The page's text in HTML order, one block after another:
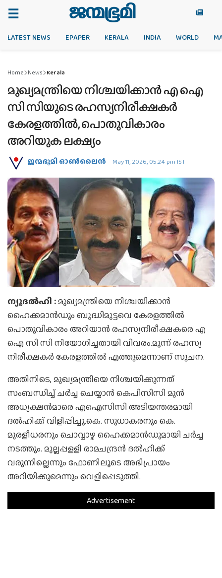
LATEST NEWS EPAPER KERALA INDIA WORLD
Home News Kerala
മുഖ്യമന്ത്രിയെ നിശ്ചയിക്കാന്‍ എ ഐ
സി സിയുടെ രഹസ്യനിരീക്ഷകര്‍
കേരളത്തില്‍, പൊതുവികാരം
അറിയുക ലക്ഷ്യം
ജന്മഭൂമി ഓണ്‍ലൈന്‍ May 11, 2026, 05:24 pm IST
ന്യൂദല്‍ഹി :മുഖ്യമന്ത്രിയെ നിശ്ചയിക്കാന്‍
ഹൈക്കമാന്‍ഡും ബുദ്ധിമുട്ടവെ കേരളത്തില്‍
പൊതുവികാരം അറിയാന്‍ രഹസ്യനിരീക്ഷകരെ എ
ഐ സി സി നിയോഗിച്ചതായി വിവരം.മൂന്ന് രഹസ്യ
നിരീക്ഷകര്‍ കേരളത്തില്‍ എത്തുമെന്നാണ് സൂചന.
അതിനിടെ, മുഖ്യമന്ത്രിയെ നിശ്ചയിക്കുന്നത്
സംബന്ധിച്ച് ചര്‍ച്ച ചെയ്യാന്‍ കെപിസിസി മുന്‍
അധ്യക്ഷന്‍മാരെ എഐസിസി അടിയന്തരമായി
ദല്‍ഹിക്ക് വിളിപ്പിച്ചു.കെ. സുധാകരനും കെ.
മുരളീധരനും ചൊവ്വാഴ്ച ഹൈക്കമാന്‍ഡുമായി ചര്‍ച്ച
നടത്തും. മുല്ലപ്പളളി രാമചന്ദ്രന്‍ ദല്‍ഹിക്ക്
വരുന്നില്ലെന്നും ഫോണിലൂടെ അഭിപ്രായം
അറിയിക്കുമെന്നും വെളിപ്പെടുത്തി.
Advertisement